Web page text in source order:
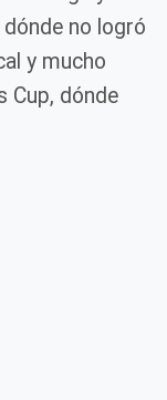
no logró
y mucho
Cup, dónde